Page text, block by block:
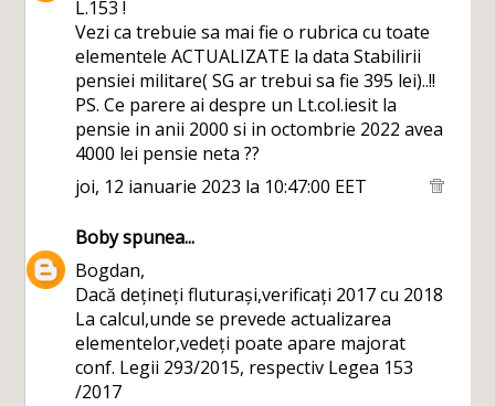
L.153 !
Vezi ca trebuie sa mai fie o rubrica cu toate
elementele ACTUALIZATE la data Stabilirii
pensiei militare( SG ar trebui sa fie 395 lei)..!!
PS. Ce parere ai despre un Lt.col.iesit la
pensie in anii 2000 si in octombrie 2022 avea
4000 lei pensie neta ??
joi, 12 ianuarie 2023 la 10:47:00 EET
Bobyspunea...
Bogdan,
Dacă dețineți fluturași,verificați 2017 cu 2018
La calcul,unde se prevede actualizarea
elementelor,vedeți poate apare majorat
conf. Legii 293/2015, respectiv Legea 153
/2017